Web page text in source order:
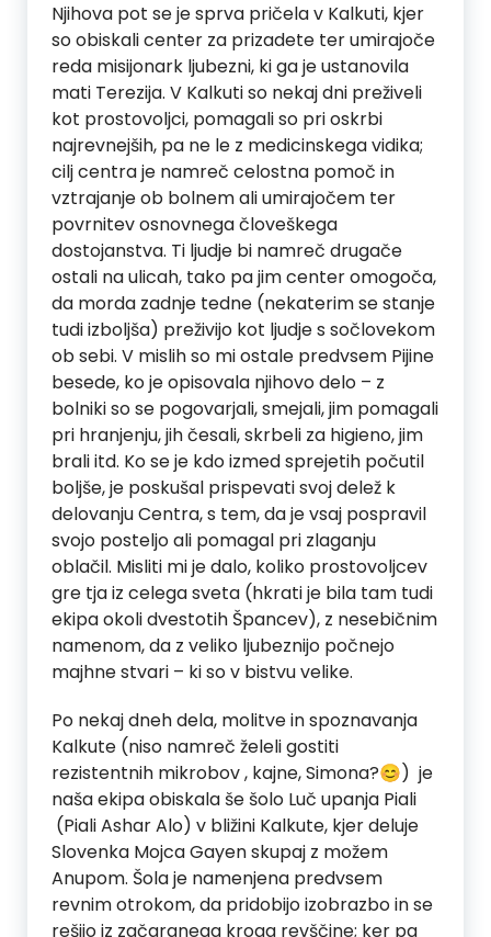
Njihova pot se je sprva pričela v Kalkuti, kjer
so obiskali center za prizadete ter umirajoče
reda misijonark ljubezni, ki ga je ustanovila
mati Terezija. V Kalkuti so nekaj dni preživeli
kot prostovoljci, pomagali so pri oskrbi
najrevnejših, pa ne le z medicinskega vidika;
cilj centra je namreč celostna pomoč in
vztrajanje ob bolnem ali umirajočem ter
povrnitev osnovnega človeškega
dostojanstva. Ti ljudje bi namreč drugače
ostali na ulicah, tako pa jim center omogoča,
da morda zadnje tedne (nekaterim se stanje
tudi izboljša) preživijo kot ljudje s sočlovekom
ob sebi. V mislih so mi ostale predvsem Pijine
besede, ko je opisovala njihovo delo – z
bolniki so se pogovarjali, smejali, jim pomagali
pri hranjenju, jih česali, skrbeli za higieno, jim
brali itd. Ko se je kdo izmed sprejetih počutil
boljše, je poskušal prispevati svoj delež k
delovanju Centra, s tem, da je vsaj pospravil
svojo posteljo ali pomagal pri zlaganju
oblačil. Misliti mi je dalo, koliko prostovoljcev
gre tja iz celega sveta (hkrati je bila tam tudi
ekipa okoli dvestotih Špancev), z nesebičnim
namenom, da z veliko ljubeznijo počnejo
majhne stvari – ki so v bistvu velike.
Po nekaj dneh dela, molitve in spoznavanja
Kalkute (niso namreč želeli gostiti
rezistentnih mikrobov , kajne, Simona?😊) je
naša ekipa obiskala še šolo Luč upanja Piali
(Piali Ashar Alo) v bližini Kalkute, kjer deluje
Slovenka Mojca Gayen skupaj z možem
Anupom. Šola je namenjena predvsem
revnim otrokom, da pridobijo izobrazbo in se
rešijo iz začaranega kroga revščine; ker pa